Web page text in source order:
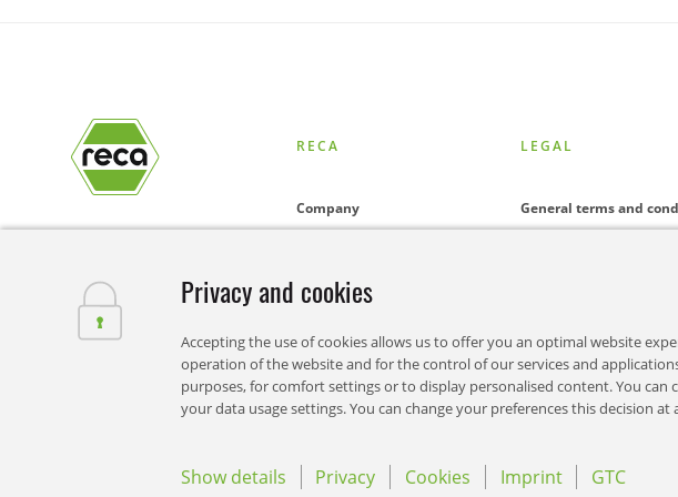
RECA
Company
Solutions
News
Careers
LEGAL
General terms and
Imprint
Cookies
Privacy and cookies
Accepting the use of cookies allows us to offer you an optimal website
operation of the website and for the control of our services and
purposes, for comfort settings or to display personalised content. You
your data usage settings. You can change your preferences this decision at
Show details Privacy Cookies Imprint GTC